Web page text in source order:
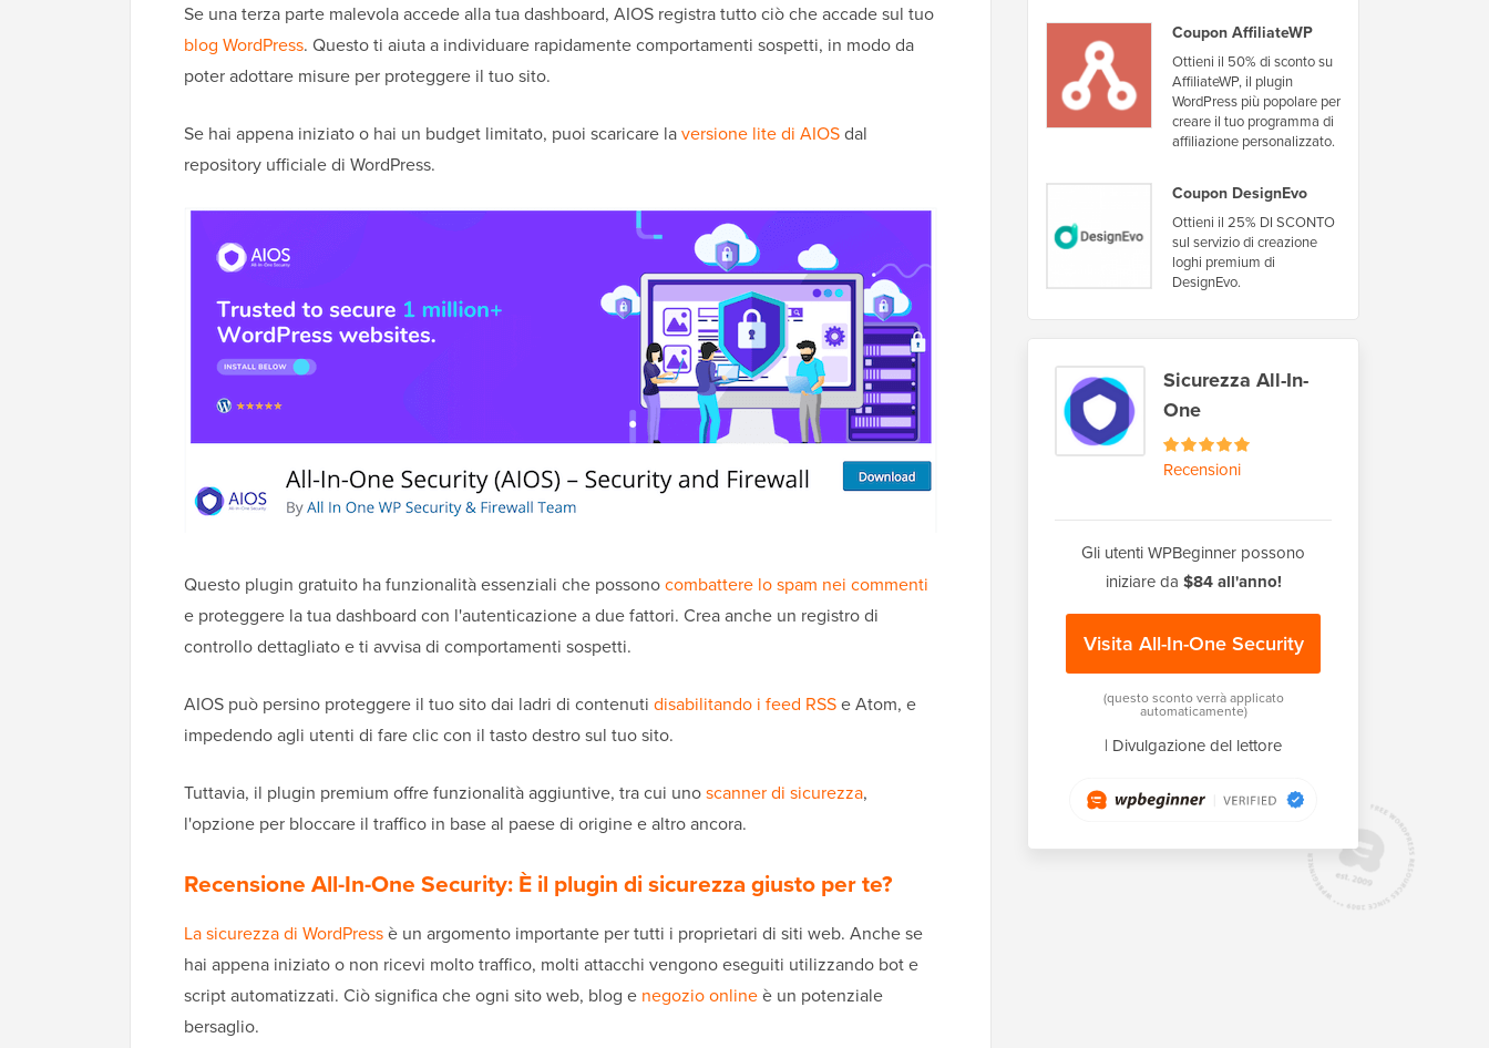
Se una terza parte malevola accede alla tua dashboard, AIOS registra tutto ciò che accade sul tuo
blog WordPress. Questo ti aiuta a individuare rapidamente comportamenti sospetti, in modo da
poter adottare misure per proteggere il tuo sito.
Se hai appena iniziato o hai un budget limitato, puoi scaricare laversione lite di AIOSdal
repository ufficiale di WordPress.
Questo plugin gratuito ha funzionalità essenziali che possonocombattere lo spam nei commenti
e proteggere la tua dashboard con l'autenticazione a due fattori. Crea anche un registro di
controllo dettagliato e ti avvisa di comportamenti sospetti.
AIOS può persino proteggere il tuo sito dai ladri di contenuti disabilitando i feed RSSe Atom, e
impedendo agli utenti di fare clic con il tasto destro sul tuo sito.
Tuttavia, il plugin premium offre funzionalità aggiuntive, tra cui unoscanner di sicurezza,
l'opzione per bloccare il traffico in base al paese di origine e altro ancora.
Recensione All-In-One Security: È il plugin di sicurezza giusto per te?
La sicurezza di WordPressè un argomento importante per tutti i proprietari di siti web. Anche se
hai appena iniziato o non ricevi molto traffico, molti attacchi vengono eseguiti utilizzando bot e
script automatizzati. Ciò significa che ogni sito web, blog e negozio onlineè un potenziale
bersaglio.
Coupon AffiliateWP
Ottieni il 50% di sconto su
AffiliateWP, il plugin
WordPress più popolare per
creare il tuo programma di
affiliazione personalizzato.
Coupon DesignEvo
Ottieni il 25% DI SCONTO
sul servizio di creazione
loghi premium di
DesignEvo.
Sicurezza All-In-
One
Recensioni
Gli utenti WPBeginner possono
iniziare da $84 all'anno!
Visita All-In-One Security
(questo sconto verrà applicato
automaticamente)
| Divulgazione del lettore